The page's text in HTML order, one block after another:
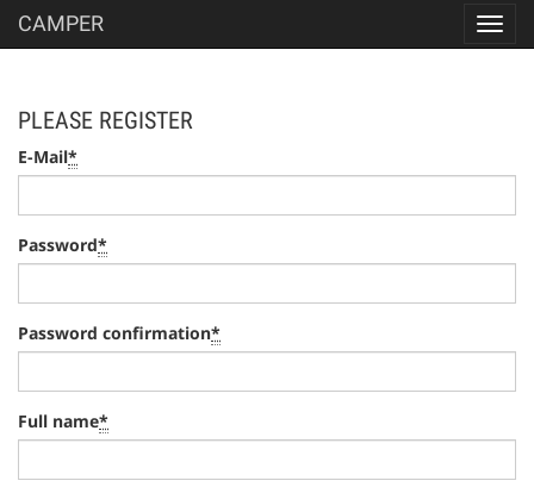
CAMPER
PLEASE REGISTER
E-Mail*
Password*
Password confirmation*
Full name*